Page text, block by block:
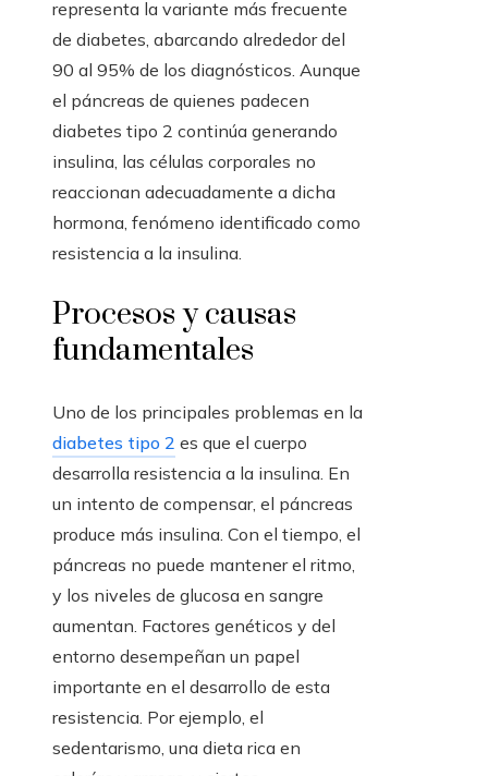
representa la variante más frecuente
de diabetes, abarcando alrededor del
90 al 95% de los diagnósticos. Aunque
el páncreas de quienes padecen
diabetes tipo 2 continúa generando
insulina, las células corporales no
reaccionan adecuadamente a dicha
hormona, fenómeno identificado como
resistencia a la insulina.
Procesos y causas
fundamentales
Uno de los principales problemas en la
diabetes tipo 2 es que el cuerpo
desarrolla resistencia a la insulina. En
un intento de compensar, el páncreas
produce más insulina. Con el tiempo, el
páncreas no puede mantener el ritmo,
y los niveles de glucosa en sangre
aumentan. Factores genéticos y del
entorno desempeñan un papel
importante en el desarrollo de esta
resistencia. Por ejemplo, el
sedentarismo, una dieta rica en